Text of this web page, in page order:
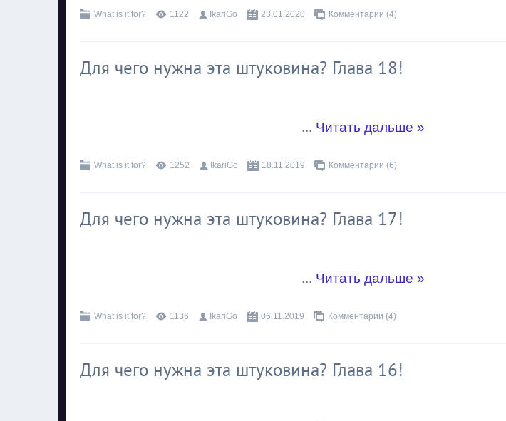
What is it for? 1122 IkariGo 23.01.2020 Комментарии (4)
Для чего нужна эта штуковина? Глава 18!
... Читать дальше »
What is it for? 1252 IkariGo 18.11.2019 Комментарии (6)
Для чего нужна эта штуковина? Глава 17!
... Читать дальше »
What is it for? 1136 IkariGo 06.11.2019 Комментарии (4)
Для чего нужна эта штуковина? Глава 16!